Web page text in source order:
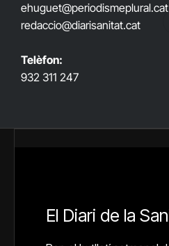
ehuguet@periodismeplural.cat
redaccio@diarisanitat.cat
Telèfon:
932 311 247